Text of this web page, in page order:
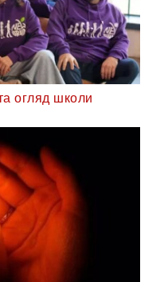
огляд школи